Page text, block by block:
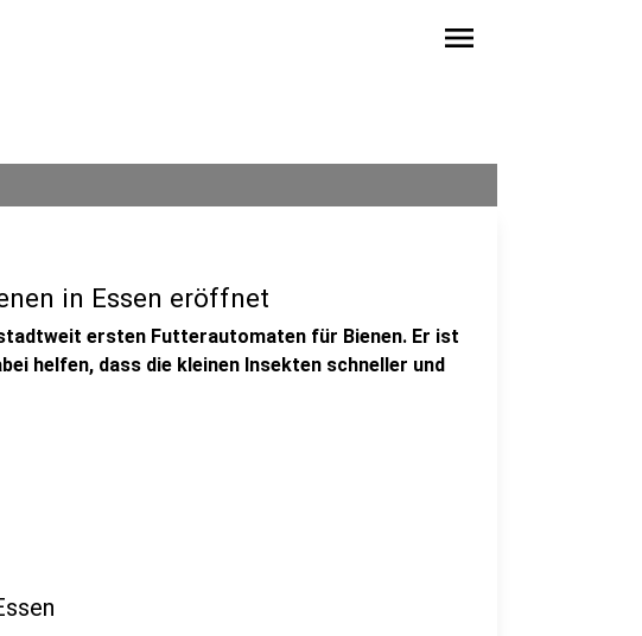
menu
in Essen eröffnet
ersten Futterautomaten für Bienen. Er ist
helfen, dass die kleinen Insekten schneller und